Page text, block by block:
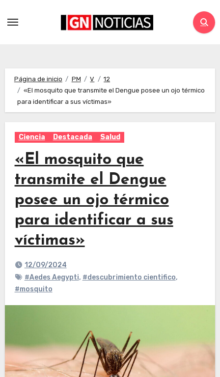
Página de inicio PM V
12
«El mosquito que transmite el Dengue posee un ojo térmico
para identificar a sus víctimas»
Ciencia Destacada Salud
«El mosquito que
transmite el Dengue
posee un ojo térmico
para identificar a sus
víctimas»
12/09/2024
#Aedes Aegypti, #descubrimiento cientifico,
#mosquito